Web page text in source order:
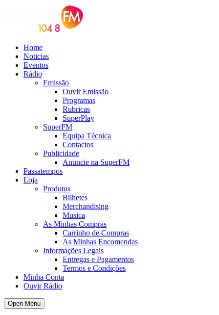
Home
Noticias
Eventos
Rádio
Emissão
Ouvir Emissão
Programas
Rubricas
SuperPlay
SuperFM
Equipa Técnica
Contactos
Publicidade
Anuncie na SuperFM
Passatempos
Loja
Produtos
Bilhetes
Merchandising
Musica
As Minhas Compras
Carrinho de Compras
As Minhas Encomendas
Informações Legais
Entregas e Pagamentos
Termos e Condições
Minha Conta
Ouvir Rádio
Open Menu